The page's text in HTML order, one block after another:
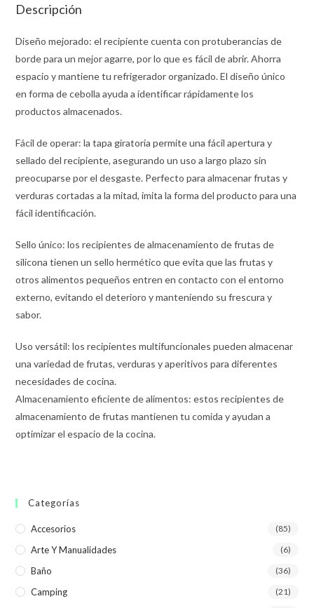
Descripción
Diseño mejorado: el recipiente cuenta con protuberancias de
borde para un mejor agarre, por lo que es fácil de abrir. Ahorra
espacio y mantiene tu refrigerador organizado. El diseño único
en forma de cebolla ayuda a identificar rápidamente los
productos almacenados.
Fácil de operar: la tapa giratoria permite una fácil apertura y
sellado del recipiente, asegurando un uso a largo plazo sin
preocuparse por el desgaste. Perfecto para almacenar frutas y
verduras cortadas a la mitad, imita la forma del producto para una
fácil identificación.
Sello único: los recipientes de almacenamiento de frutas de
silicona tienen un sello hermético que evita que las frutas y
otros alimentos pequeños entren en contacto con el entorno
externo, evitando el deterioro y manteniendo su frescura y
sabor.
Uso versátil: los recipientes multifuncionales pueden almacenar
una variedad de frutas, verduras y aperitivos para diferentes
necesidades de cocina.
Almacenamiento eficiente de alimentos: estos recipientes de
almacenamiento de frutas mantienen tu comida y ayudan a
optimizar el espacio de la cocina.
Categorías
Accesorios (85)
Arte Y Manualidades (6)
Baño (36)
Camping (21)